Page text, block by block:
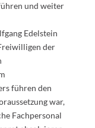
und weiter
Edelstein
der
führen den
war,
Fachpersonal